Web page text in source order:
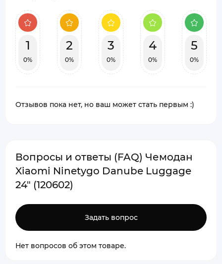
1
0%
2
0%
3
0%
4
0%
5
0%
Отзывов пока нет, но ваш может стать первым :)
Вопросы и ответы (FAQ) Чемодан
Xiaomi Ninetygo Danube Luggage
24" (120602)
Задать вопрос
Нет вопросов об этом товаре.